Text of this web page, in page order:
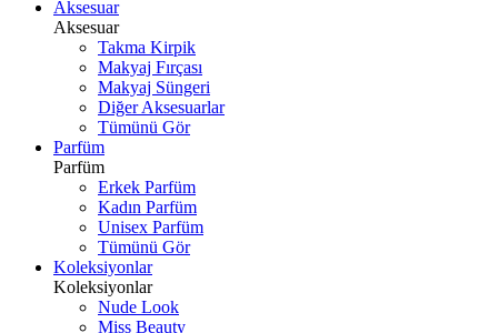
Aksesuar
Aksesuar
Takma Kirpik
Makyaj Fırçası
Makyaj Süngeri
Diğer Aksesuarlar
Tümünü Gör
Parfüm
Parfüm
Erkek Parfüm
Kadın Parfüm
Unisex Parfüm
Tümünü Gör
Koleksiyonlar
Koleksiyonlar
Nude Look
Miss Beauty